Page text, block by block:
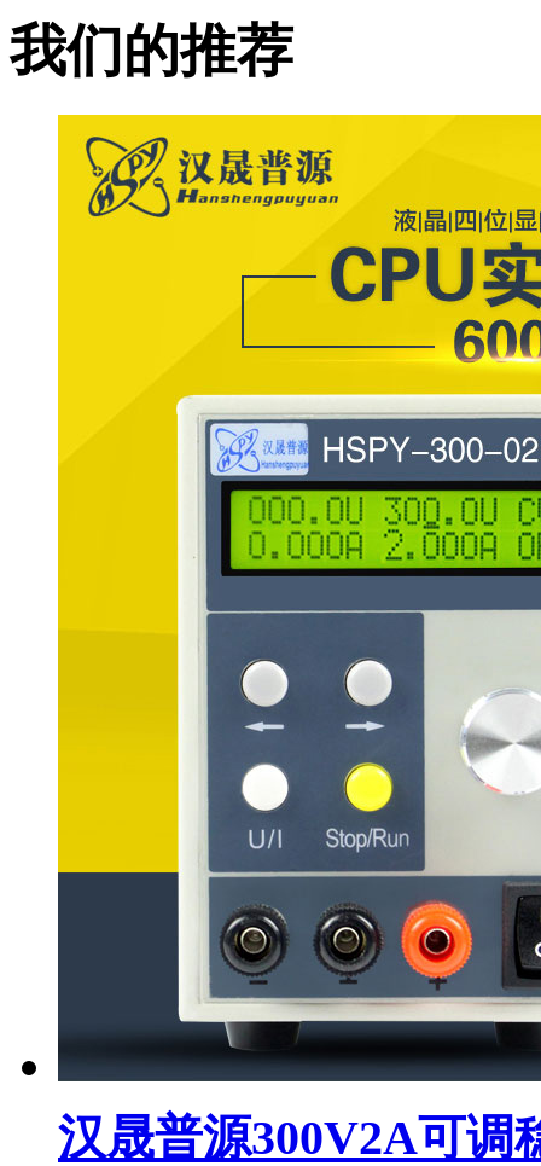
我们的推荐
汉晟普源300V2A可调